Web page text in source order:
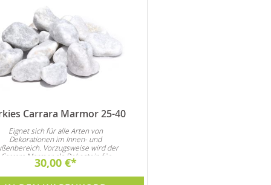
Carrara Marmor 25-40
Eignet sich für alle Arten von
Dekorationen im Innen- und
Vorzugsweise wird der
Carrara Marmor als Dekostein für
Steingarten und natürlich auch als
30,00 €